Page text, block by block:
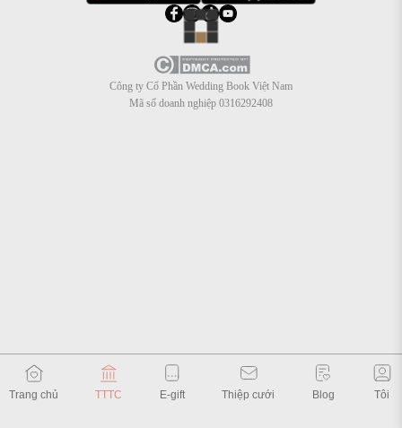
Công ty Cổ Phần Wedding Book Việt Nam
Mã số doanh nghiệp 0316292408
Trang chủ TTTC E-gift Thiệp cưới Blog Tôi